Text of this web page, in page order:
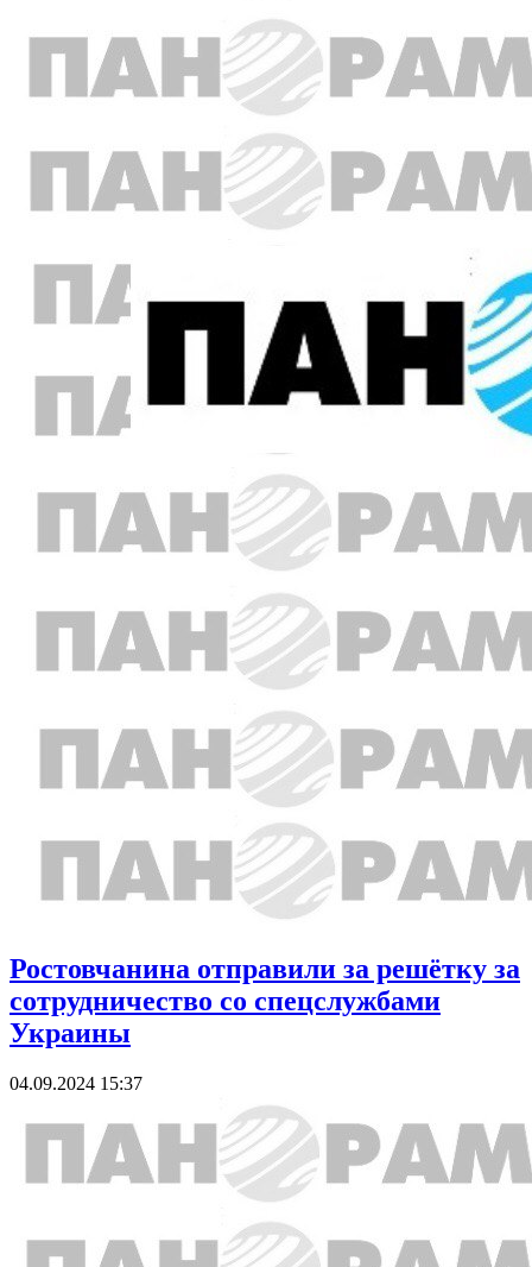
Ростовчанина отправили за решётку за
сотрудничество со спецслужбами
Украины
04.09.2024 15:37